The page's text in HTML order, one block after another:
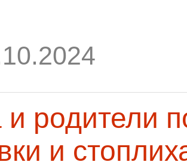
родители
и